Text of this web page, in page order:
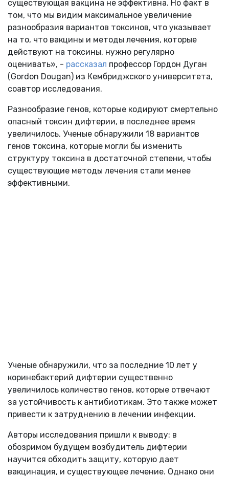
существующая вакцина не эффективна. Но факт в
том, что мы видим максимальное увеличение
разнообразия вариантов токсинов, что указывает
на то, что вакцины и методы лечения, которые
действуют на токсины, нужно регулярно
оценивать», - рассказал профессор Гордон Дуган
(Gordon Dougan) из Кембриджского университета,
соавтор исследования.
Разнообразие генов, которые кодируют смертельно
опасный токсин дифтерии, в последнее время
увеличилось. Ученые обнаружили 18 вариантов
генов токсина, которые могли бы изменить
структуру токсина в достаточной степени, чтобы
существующие методы лечения стали менее
эффективными.
Ученые обнаружили, что за последние 10 лет у
коринебактерий дифтерии существенно
увеличилось количество генов, которые отвечают
за устойчивость к антибиотикам. Это также может
привести к затруднению в лечении инфекции.
Авторы исследования пришли к выводу: в
обозримом будущем возбудитель дифтерии
научится обходить защиту, которую дает
вакцинация, и существующее лечение. Однако они